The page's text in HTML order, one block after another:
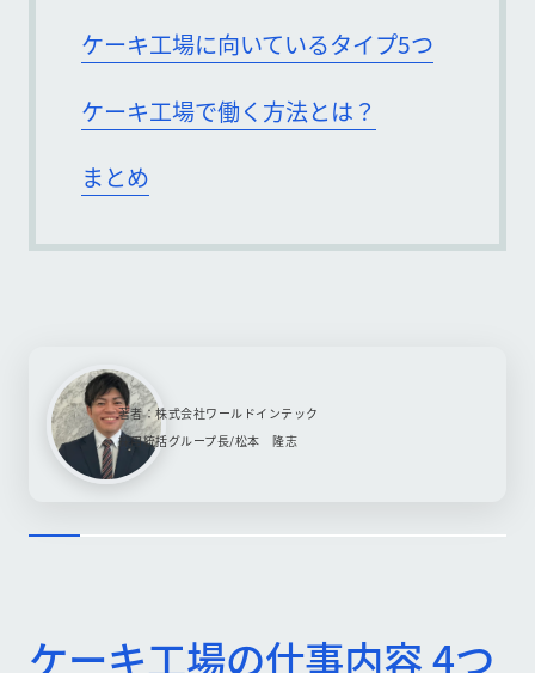
ケーキ工場に向いているタイプ5つ
ケーキ工場で働く方法とは？
まとめ
著者：株式会社ワールドインテック
採用統括グループ長/松本 隆志
ケーキ工場の仕事内容 4つ